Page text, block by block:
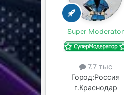
Super Moderator
7.7 тыс
Город:Россия
г.Краснодар